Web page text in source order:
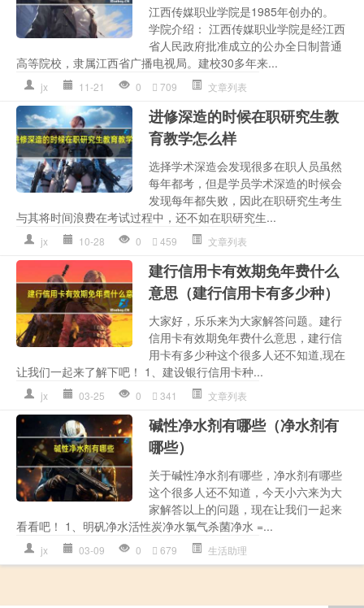
江西传媒职业学院是1985年创办的。
学院介绍： 江西传媒职业学院是经江西
省人民政府批准成立的公办全日制普通
高等院校，隶属江西省广播电视局。建校30多年来...
jx 11-21 0 709 文章列表
进修深造的时候在职研究生教
育教学怎么样
选择学术深造会发现很多在职人员虽然
每年都考，但是学员学术深造的时候会
发现每年都失败，因此在职研究生考生
与其将时间浪费在考试过程中，还不如在职研究生...
jx 10-28 0 459 文章列表
建行信用卡有效期免年费什么
意思（建行信用卡有多少种）
大家好，乐乐来为大家解答问题。建行
信用卡有效期免年费什么意思，建行信
用卡有多少种这个很多人还不知道,现在
让我们一起来了解下吧！ 1、建设银行信用卡种...
jx 03-25 0 341 文章列表
碱性净水剂有哪些（净水剂有
哪些）
关于碱性净水剂有哪些，净水剂有哪些
这个很多人还不知道，今天小六来为大
家解答以上的问题，现在让我们一起来
看看吧！ 1、明矾净水活性炭净水氯气杀菌净水 =...
jx 03-09 0 679 生活助理